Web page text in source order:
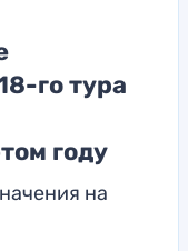
го тура
году
на